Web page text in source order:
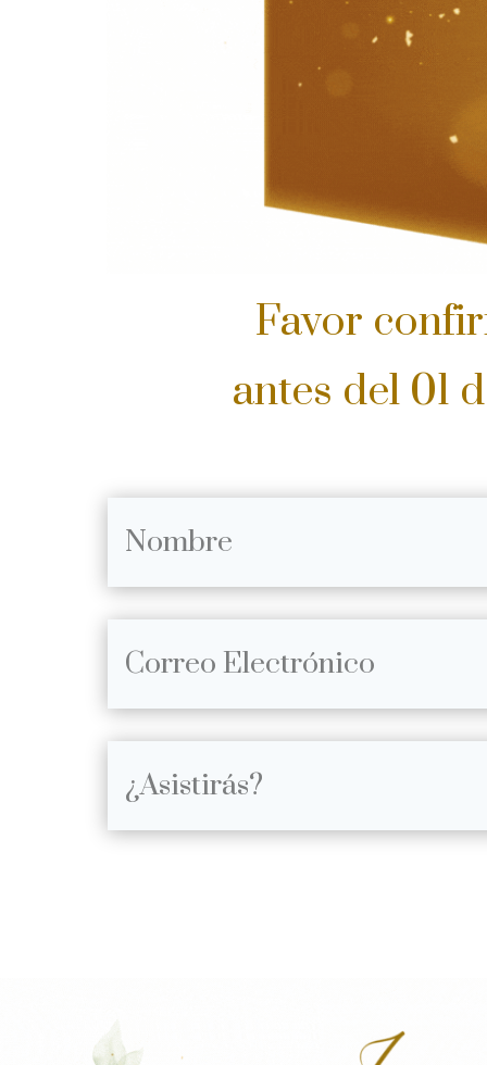
Favor
antes del 01